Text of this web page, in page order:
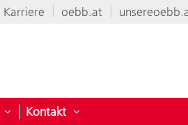
Karriere oebb.at
Leise Gleise
Untermenü öffnen für Vielfältige
Kontakt Untermenü öffnen für